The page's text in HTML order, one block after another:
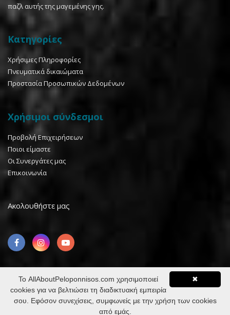
παζλ αυτής της μαγεμένης γης.
Κατηγορίες
Χρήσιμες Πληροφορίες
Πνευματικά δικαιώματα
Προστασία Προσωπικών Δεδομένων
Χρήσιμοι σύνδεσμοι
Προβολή Επιχειρήσεων
Ποιοι είμαστε
Οι Συνεργάτες μας
Επικοινωνία
Ακολουθήστε μας
©2026 AllaboutPeloponnisos™ All rights reserved. Design &
Development @Internet Business Hellas
✖
Το AllAboutPeloponnisos.com χρησιμοποιεί
cookies για να βελτιώσει τη διαδικτυακή εμπειρία
σου. Εφόσον συνεχίσεις, συμφωνείς με την χρήση των cookies
από εμάς.